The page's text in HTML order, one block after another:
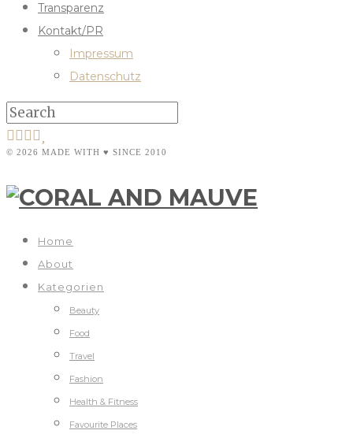
Transparenz
Kontakt/PR
Impressum
Datenschutz
© 2026 MADE WITH ♥ SINCE 2010
Home
About
Kategorien
Beauty
Food
Travel
Fashion
Health & Fitness
Favourite Places